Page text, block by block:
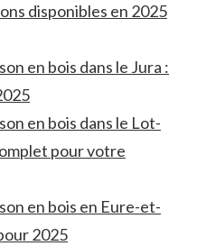
disponibles en 2025
en bois dans le Jura :
en bois dans le Lot-
pour votre
en bois en Eure-et-
2025